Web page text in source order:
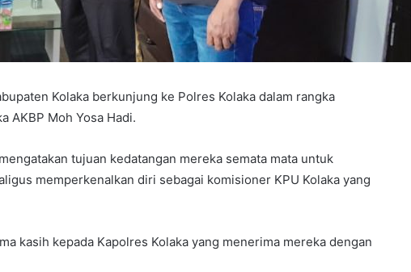
Kolaka berkunjung ke Polres Kolaka dalam rangka
AKBP Moh Yosa Hadi.
tujuan kedatangan mereka semata mata untuk
memperkenalkan diri sebagai komisioner KPU Kolaka yang
kasih kepada Kapolres Kolaka yang menerima mereka dengan